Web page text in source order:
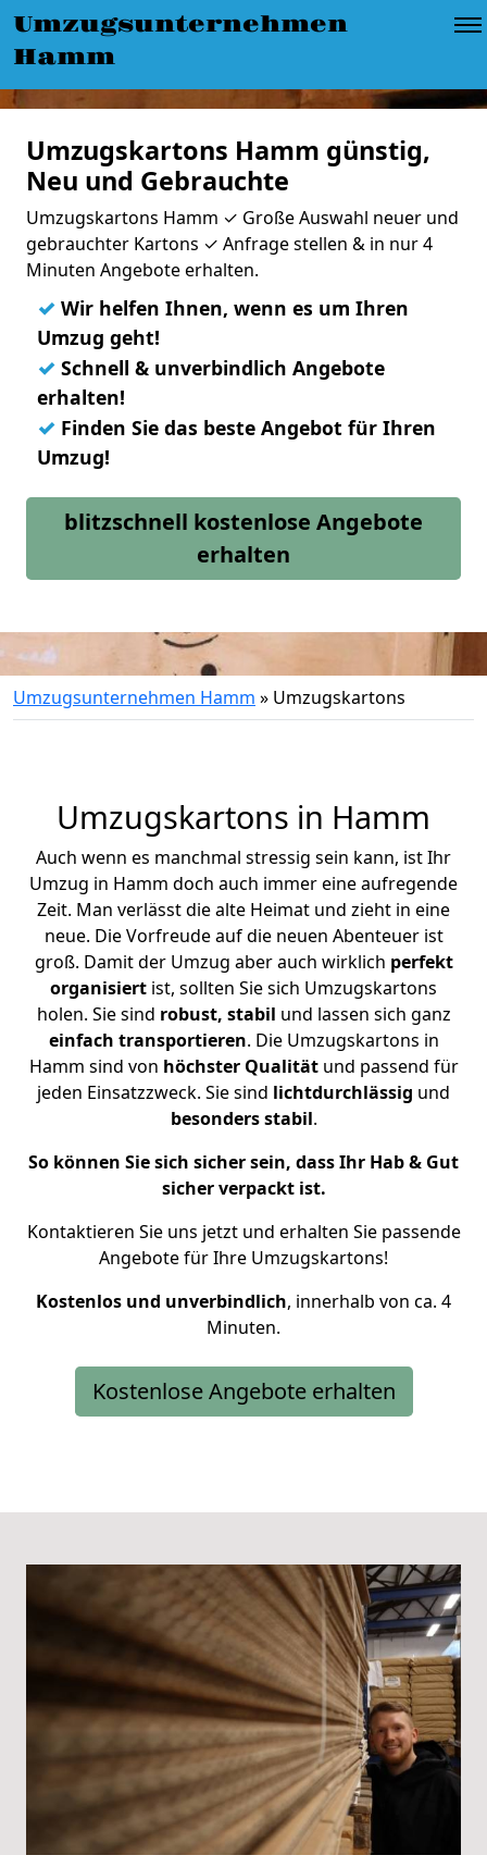
Umzugsunternehmen
Hamm
Umzugskartons Hamm günstig,
Neu und Gebrauchte
Umzugskartons Hamm ✓ Große Auswahl neuer und
gebrauchter Kartons ✓ Anfrage stellen & in nur 4
Minuten Angebote erhalten.
✓ Wir helfen Ihnen, wenn es um Ihren
Umzug geht!
✓ Schnell & unverbindlich Angebote
erhalten!
✓ Finden Sie das beste Angebot für Ihren
Umzug!
blitzschnell kostenlose Angebote
erhalten
Umzugsunternehmen Hamm » Umzugskartons
Umzugskartons in Hamm
Auch wenn es manchmal stressig sein kann, ist Ihr
Umzug in Hamm doch auch immer eine aufregende
Zeit. Man verlässt die alte Heimat und zieht in eine
neue. Die Vorfreude auf die neuen Abenteuer ist
groß. Damit der Umzug aber auch wirklich perfekt
organisiert ist, sollten Sie sich Umzugskartons
holen. Sie sind robust, stabil und lassen sich ganz
einfach transportieren. Die Umzugskartons in
Hamm sind von höchster Qualitätund passend für
jeden Einsatzzweck. Sie sind lichtdurchlässig und
besonders stabil.
So können Sie sich sicher sein, dass Ihr Hab & Gut
sicher verpackt ist.
Kontaktieren Sie uns jetzt und erhalten Sie passende
Angebote für Ihre Umzugskartons!
Kostenlos und unverbindlich, innerhalb von ca. 4
Minuten.
Kostenlose Angebote erhalten